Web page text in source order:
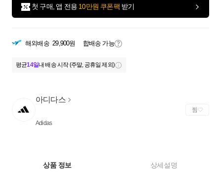
첫 구매, 앱 전용 10만원 쿠폰팩 받기
해외배송 29,900원 합배송 가능
평균14일내 배송 시작 (주말, 공휴일 제외)
아디다스
Adidas
찜
상품 정보 상세설명